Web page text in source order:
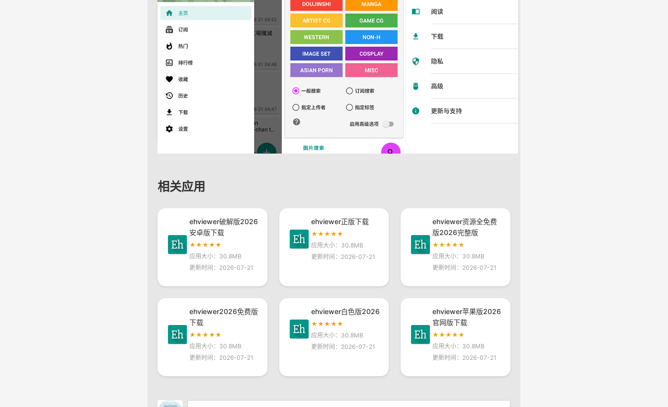
相关应用
ehviewer破解版2026
安卓版下载
★★★★★
应用大小：30.8MB
更新时间：2026-07-21
ehviewer正版下载
★★★★★
应用大小：30.8MB
更新时间：2026-07-21
ehviewer资源全免费
版2026完整版
★★★★★
应用大小：30.8MB
更新时间：2026-07-21
ehviewer2026免费版
下载
★★★★★
应用大小：30.8MB
更新时间：2026-07-21
ehviewer白色版2026
★★★★★
应用大小：30.8MB
更新时间：2026-07-21
ehviewer苹果版2026
官网版下载
★★★★★
应用大小：30.8MB
更新时间：2026-07-21